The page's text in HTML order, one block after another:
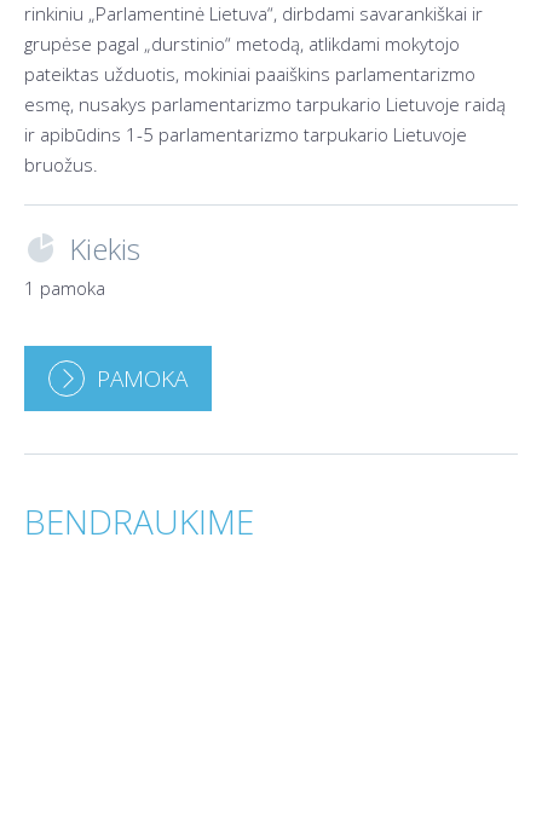
rinkiniu „Parlamentinė Lietuva“, dirbdami savarankiškai ir
grupėse pagal „durstinio“ metodą, atlikdami mokytojo
pateiktas užduotis, mokiniai paaiškins parlamentarizmo
esmę, nusakys parlamentarizmo tarpukario Lietuvoje raidą
ir apibūdins 1-5 parlamentarizmo tarpukario Lietuvoje
bruožus.
 Kiekis
1 pamoka
PAMOKA
BENDRAUKIME